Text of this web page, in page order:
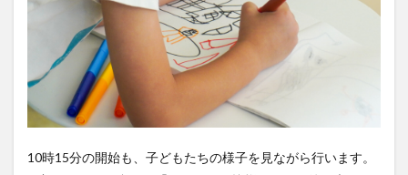
10時15分の開始も、子どもたちの様子を見ながら行います。